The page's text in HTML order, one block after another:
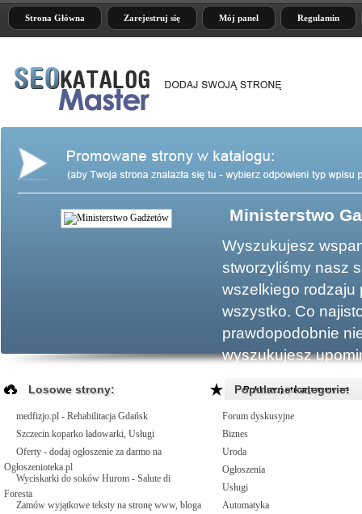
Strona Główna Zarejestruj się Mój panel Regulamin
Ministerstwo
Wyszukujesz
stworzyliśmy nasz
wszelkiego rodzaju
wszystko. Co
prawdopodobnie
wyszukujesz
Reklamuj strony www >>
Losowe strony:
medfizjo.pl - Rehabilitacja Gdańsk
Szczecin koparko ładowarki, Usługi
Oferty - dodaj ogłoszenie za darmo na
Ogłoszenioteka.pl
Wyciskarki do soków Hurom - Salute di
Foresta
Zamów wyjątkowe teksty na stronę www, bloga
Popularne kategorie:
Forum dyskusyjne
Biznes
Uroda
Ogłoszenia
Usługi
Automatyka